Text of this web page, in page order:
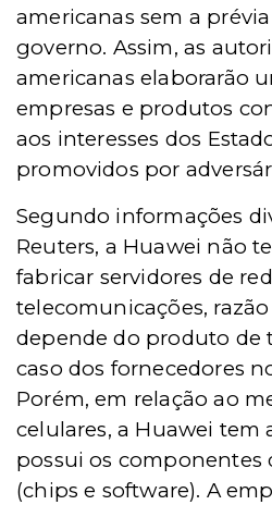
americanas sem a
governo. Assim, as
americanas elaborarão
empresas e produtos
aos interesses dos
promovidos por
Segundo informações
Reuters, a Huawei não
fabricar servidores de
telecomunicações,
depende do produto de
caso dos fornecedores
Porém, em relação ao
celulares, a Huawei tem
possui os componentes
(chips e software). A